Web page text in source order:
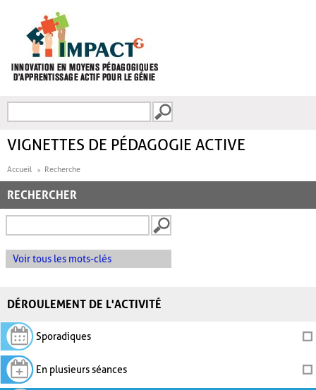
FORMULAIRE DE
VIGNETTES DE PÉDAGOGIE ACTIVE
Accueil Recherche
RECHERCHER
Voir tous les mots-clés
DÉROULEMENT DE L'ACTIVITÉ
Sporadiques
En plusieurs séances